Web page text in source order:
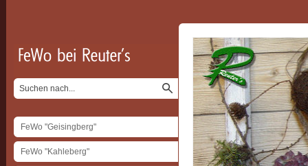
FeWo "Geisingberg"
FeWo "Kahleberg"